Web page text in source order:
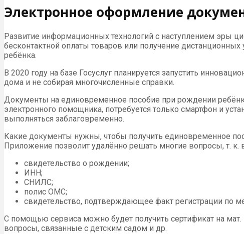
Электронное оформление
Развитие информационных технологий с наступлением эры
бесконтактной оплаты товаров или получение
ребёнка.
В 2020 году на базе Госуслуг планируется запустить
дома и не собирая многочисленные справки.
Документы на единовременное пособие при рождении
электронного помощника, потребуется только смартфон и
выполняться заблаговременно.
Какие документы нужны, чтобы получить единовременное
Приложение позволит удалённо решать многие вопросы, т. к.
свидетельство о рождении;
ИНН;
СНИЛС;
полис ОМС;
свидетельство, подтверждающее факт регистрации по
С помощью сервиса можно будет получить сертификат на
вопросы, связанные с детским садом и др.